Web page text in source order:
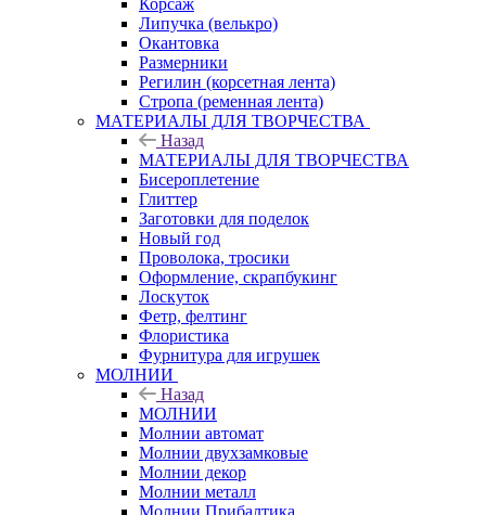
Корсаж
Липучка (велькро)
Окантовка
Размерники
Регилин (корсетная лента)
Стропа (ременная лента)
МАТЕРИАЛЫ ДЛЯ ТВОРЧЕСТВА
Назад
МАТЕРИАЛЫ ДЛЯ ТВОРЧЕСТВА
Бисероплетение
Глиттер
Заготовки для поделок
Новый год
Проволока, тросики
Оформление, скрапбукинг
Лоскуток
Фетр, фелтинг
Флористика
Фурнитура для игрушек
МОЛНИИ
Назад
МОЛНИИ
Молнии автомат
Молнии двухзамковые
Молнии декор
Молнии металл
Молнии Прибалтика